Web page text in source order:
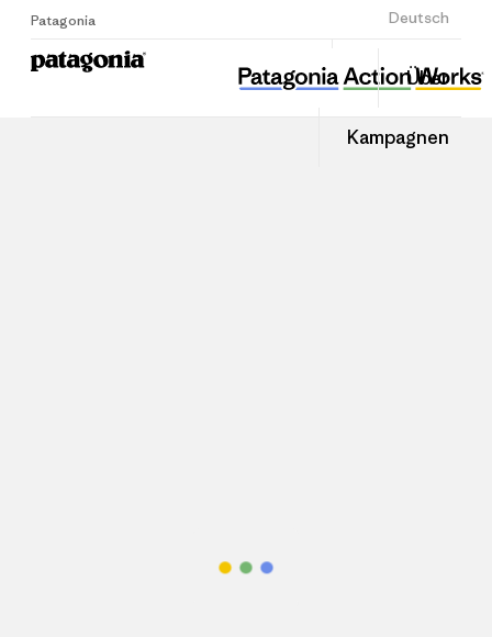
Patagonia Deutsch
Anmelden
Über
Kampagnen